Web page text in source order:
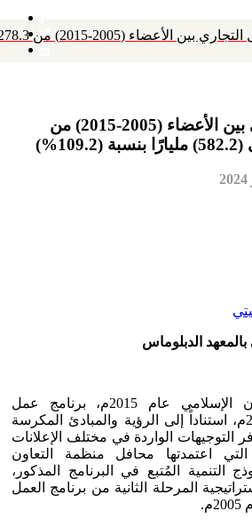
2015) من 278.3 مليار دولار إلى (582.2) مليارًا بنسبة (109.2%)
ارتفع التبادل التجاري بين الأعضاء (2005-2015) من
بالمعهد الدبلوماس
وضعت منظمة التعاون الإسلامي عام 2015م، برنامج عمل
المنظمة حتى عام 2025م، استناداً إلى الرؤية والمبادئ المكرسة
التوجيهات الواردة في مختلف الإعلانات
التي اعتمدتها محافل منظمة التعاون
التنمية المُتبع في البرنامج المذكور،
المرحلة الثانية من برنامج العمل